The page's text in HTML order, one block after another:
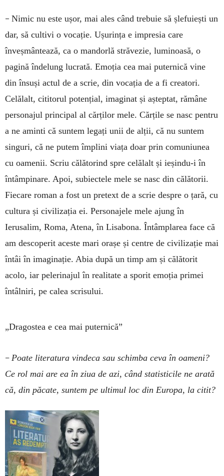
– Nimic nu este ușor, mai ales când trebuie să șlefuiești un
dar, să cultivi o vocație. Ușurința e impresia care
înveșmântează, ca o mandorlă străvezie, luminoasă, o
pagină îndelung lucrată. Emoția cea mai puternică vine
din însuși actul de a scrie, din vocația de a fi creatori.
Celălalt, cititorul potențial, imaginat și așteptat, rămâne
personajul principal al cărților mele. Cărțile se nasc pentru
a ne aminti că suntem legați unii de alții, că nu suntem
singuri, că ne putem împlini viața doar prin comuniunea
cu oamenii. Scriu călătorind spre celălalt și ieșindu-i în
întâmpinare. Apoi, subiectele mele se nasc din călătorii.
Fiecare roman a fost un pretext de a scrie despre o țară, cu
cultura și civilizația ei. Personajele mele ajung în
Ierusalim, Roma, Atena, în Lisabona. Întâmplarea face că
am descoperit aceste mari orașe și centre de civilizație mai
întâi în imaginație. Abia după un timp am și călătorit
acolo, iar pelerinajul în realitate a sporit emoția primei
întâlniri, pe calea scrisului.
„Dragostea e cea mai puternică”
– Poate literatura vindeca sau schimba ceva în oameni?
Ce rol mai are ea în ziua de azi, când statisticile ne arată
că, din păcate, suntem pe ulti­mul loc din Europa, la citit?